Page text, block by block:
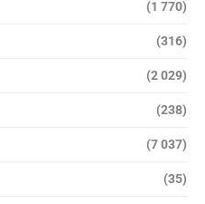
(1 770)
(316)
(2 029)
(238)
(7 037)
(35)